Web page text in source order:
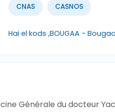
CNAS CASNOS
Hai el kods ,BOUGAA -
Générale du docteur